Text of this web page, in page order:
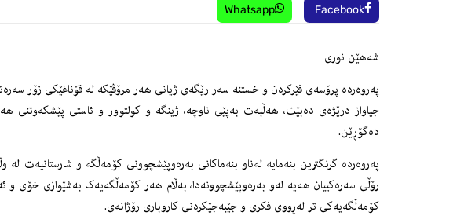
Facebook
Whatsapp
شەهێن نوری
پەروەردە پرۆسەی فێرکردن و خستنە سەر رێگەی ژیانی هەر مرۆڤێکە لە قۆناغێکی زۆر
جیاواز درێژەی دەبێت، هەڵبەت بەپێی ناوچە، ژینگە و کولتوور و ئاستی پێشکەوتنی
دەگۆڕێن.
پەروەردە گرنگترین بنەمایە لەناو بنەماکانی بەرەوپێشچوونی کۆمەڵگە و شارستانیەت لە
رۆڵی سەرەکییان هەیە لەو بەرەوپێشچوونەدا، بەڵام هەر کۆمەڵگەیەک بەشێوازی خۆی
کۆمەڵگەیەکی تر لەڕووی فکری و جێبەجێکردنی کاروباری رۆژانەی.